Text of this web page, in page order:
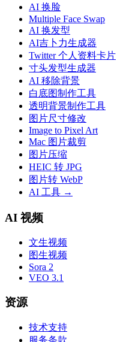
AI 换脸
Multiple Face Swap
AI 换发型
AI吉卜力生成器
Twitter 个人资料卡片
寸头发型生成器
AI 移除背景
白底图制作工具
透明背景制作工具
图片尺寸修改
Image to Pixel Art
Mac 图片裁剪
图片压缩
HEIC 转 JPG
图片转 WebP
AI 工具 →
AI 视频
文生视频
图生视频
Sora 2
VEO 3.1
资源
技术支持
服务条款